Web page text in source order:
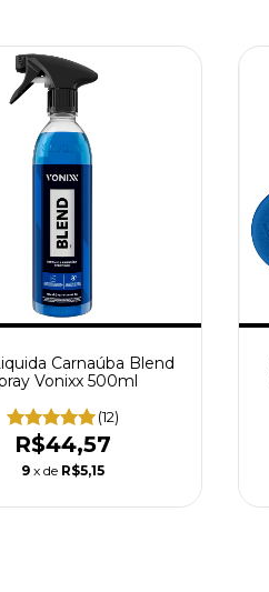
Carnaúba Blend
Vonixx 500ml
(12)
R$44,57
9 x de R$5,15